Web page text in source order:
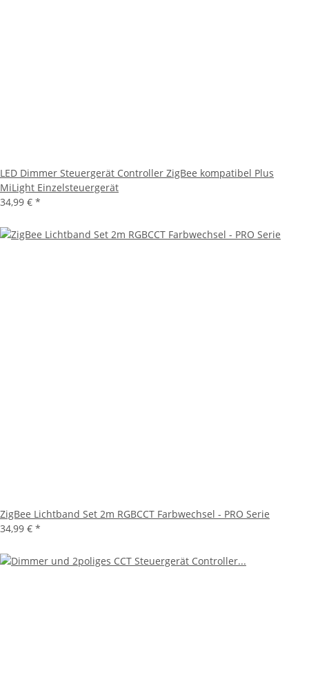
LED Dimmer Steuergerät Controller ZigBee kompatibel Plus
MiLight Einzelsteuergerät
34,99 € *
ZigBee Lichtband Set 2m RGBCCT Farbwechsel - PRO Serie
34,99 € *